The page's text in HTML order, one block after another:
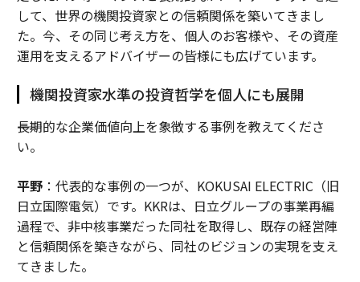
して、世界の機関投資家との信頼関係を築いてきまし
た。今、その同じ考え方を、個人のお客様や、その資産
運用を支えるアドバイザーの皆様にも広げています。
機関投資家水準の投資哲学を個人にも展開
――長期的な企業価値向上を象徴する事例を教えてくださ
い。
平野：代表的な事例の一つが、KOKUSAI ELECTRIC（旧
日立国際電気）です。KKRは、日立グループの事業再編
過程で、非中核事業だった同社を取得し、既存の経営陣
と信頼関係を築きながら、同社のビジョンの実現を支え
てきました。